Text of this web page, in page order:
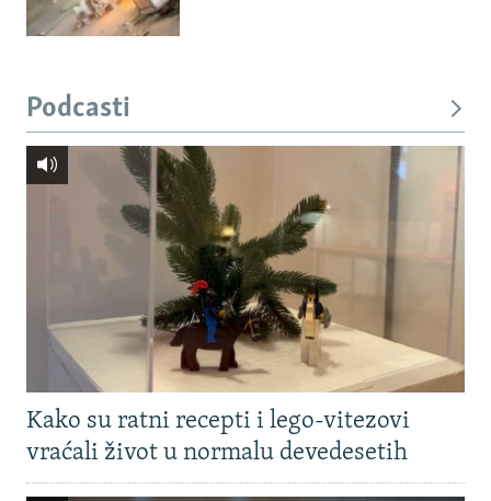
Podcasti
Kako su ratni recepti i lego-vitezovi
vraćali život u normalu devedesetih